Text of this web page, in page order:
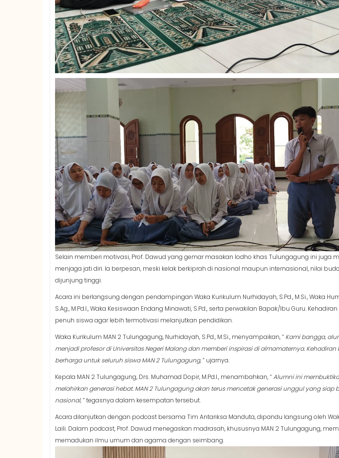
Selain memberi motivasi, Prof. Dawud yang gemar masakan lodho khas Tulungagung ini juga
menjaga jati diri. Ia berpesan, meski kelak berkiprah di nasional maupun internasional, nilai
dijunjung tinggi.
Acara ini berlangsung dengan pendampingan Waka Kurikulum Nurhidayah, S.Pd., M.Si., Waka
S.Ag., M.Pd.I., Waka Kesiswaan Endang Minawati, S.Pd., serta perwakilan Bapak/Ibu Guru.
penuh siswa agar lebih termotivasi melanjutkan pendidikan.
Waka Kurikulum MAN 2 Tulungagung, Nurhidayah, S.Pd., M.Si., menyampaikan, “ Kami bangga,
menjadi profesor di Universitas Negeri Malang dan memberi inspirasi di almamaternya.
berharga untuk seluruh siswa MAN 2 Tulungagung,” ujarnya.
Kepala MAN 2 Tulungagung, Drs. Muhamad Dopir, M.Pd.I., menambahkan, “Alumni ini
melahirkan generasi hebat. MAN 2 Tulungagung akan terus mencetak generasi unggul yang siap
nasional,” tegasnya dalam kesempatan tersebut.
Acara dilanjutkan dengan podcast bersama Tim Antariksa Manduta, dipandu langsung oleh
Laili. Dalam podcast, Prof. Dawud menegaskan madrasah, khususnya MAN 2 Tulungagung,
memadukan ilmu umum dan agama dengan seimbang.